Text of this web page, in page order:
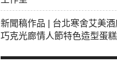
新聞稿作品 | 台北寒舍艾美酒
巧克光廊情人節特色造型蛋糕